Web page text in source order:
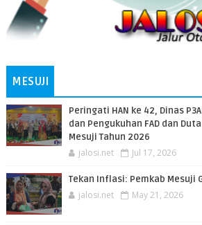
MESUJI
Peringati HAN ke 42, Dinas
dan Pengukuhan FAD dan
Mesuji Tahun 2026
jalosi.net Jul 17, 2026
Tekan Inflasi: Pemkab Mesuji
jalosi.net May 21, 2026